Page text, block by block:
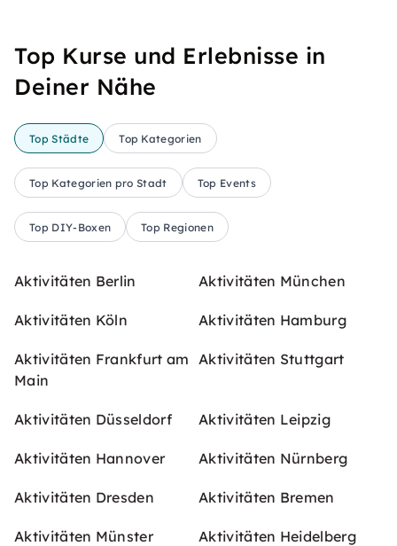
Top Kurse und Erlebnisse in
Deiner Nähe
Top Städte Top Kategorien
Top Kategorien pro Stadt Top Events
Top DIY-Boxen Top Regionen
Aktivitäten Berlin Aktivitäten München
Aktivitäten Köln Aktivitäten Hamburg
Aktivitäten Frankfurt am
Main
Aktivitäten Stuttgart
Aktivitäten Düsseldorf Aktivitäten Leipzig
Aktivitäten Hannover Aktivitäten Nürnberg
Aktivitäten Dresden Aktivitäten Bremen
Aktivitäten Münster Aktivitäten Heidelberg